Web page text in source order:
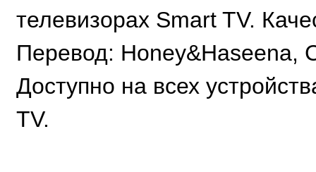
телевизорах Smart TV.
Перевод: Honey&Haseena,
Доступно на всех
TV.